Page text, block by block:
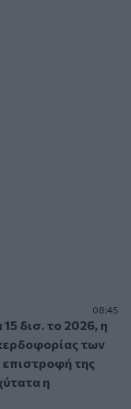
08:45
δισ. το 2026, η
των
της
η